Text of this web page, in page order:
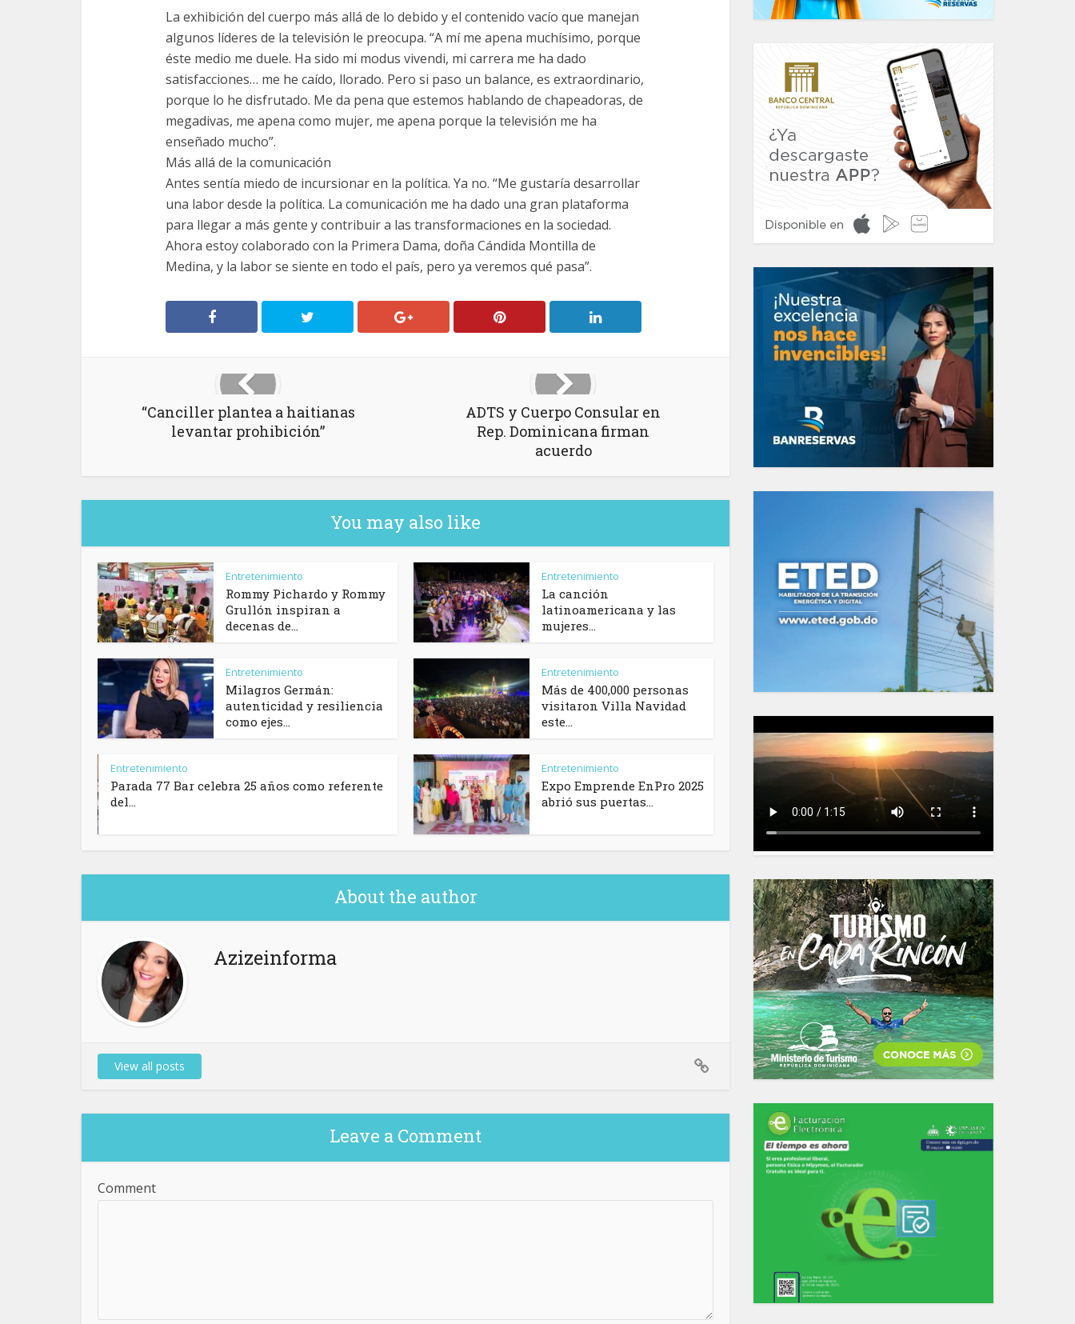
La exhibición del cuerpo más allá de lo debido y el contenido vacío que manejan
algunos líderes de la televisión le preocupa. “A mí me apena muchísimo, porque
éste medio me duele. Ha sido mi modus vivendi, mi carrera me ha dado
satisfacciones… me he caído, llorado. Pero si paso un balance, es extraordinario,
porque lo he disfrutado. Me da pena que estemos hablando de chapeadoras, de
megadivas, me apena como mujer, me apena porque la televisión me ha
enseñado mucho”.
Más allá de la comunicación
Antes sentía miedo de incursionar en la política. Ya no. “Me gustaría desarrollar
una labor desde la política. La comunicación me ha dado una gran plataforma
para llegar a más gente y contribuir a las transformaciones en la sociedad.
Ahora estoy colaborado con la Primera Dama, doña Cándida Montilla de
Medina, y la labor se siente en todo el país, pero ya veremos qué pasa”.
“Canciller plantea a haitianas
levantar prohibición”
ADTS y Cuerpo Consular en
Rep. Dominicana firman
acuerdo
You may also like
Entretenimiento
Rommy Pichardo y Rommy
Grullón inspiran a
decenas de...
Entretenimiento
La canción
latinoamericana y las
mujeres...
Entretenimiento
Milagros Germán:
autenticidad y resiliencia
como ejes...
Entretenimiento
Más de 400,000 personas
visitaron Villa Navidad
este...
Entretenimiento
Parada 77 Bar celebra 25 años como referente
del...
Entretenimiento
Expo Emprende EnPro 2025
abrió sus puertas...
About the author
Azizeinforma
View all posts
Leave a Comment
Comment